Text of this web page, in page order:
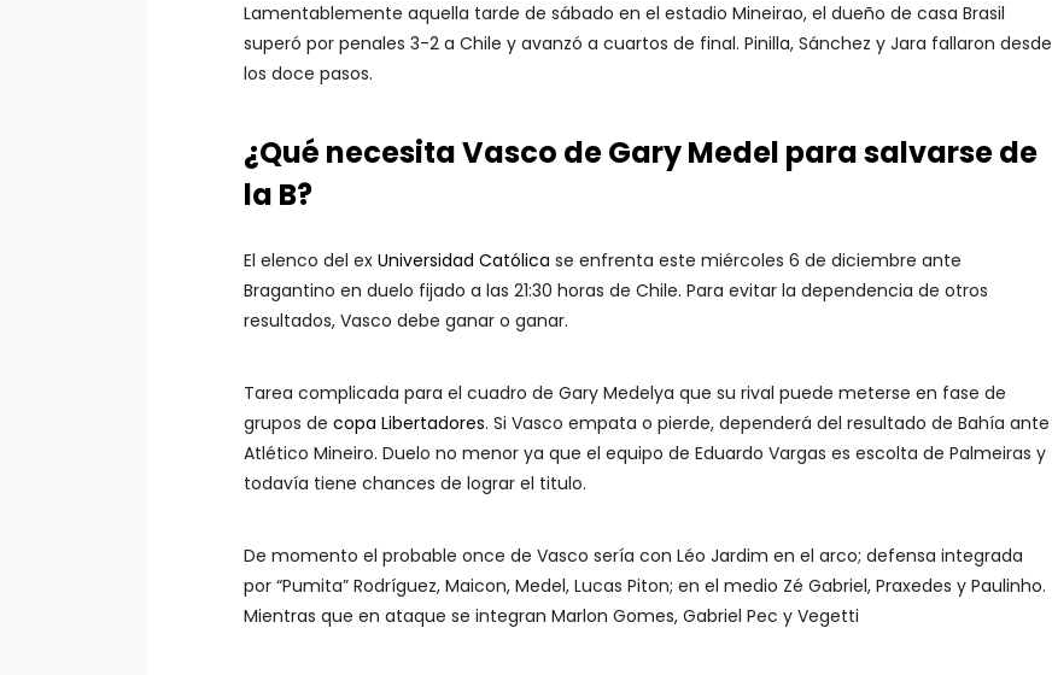
Lamentablemente aquella tarde de sábado en el estadio Mineirao, el dueño de casa Brasil
superó por penales 3-2 a Chile y avanzó a cuartos de final. Pinilla, Sánchez y Jara fallaron desde
los doce pasos.
¿Qué necesita Vasco de Gary Medel para salvarse de
la B?
El elenco del ex Universidad Católica se enfrenta este miércoles 6 de diciembre ante
Bragantino en duelo fijado a las 21:30 horas de Chile. Para evitar la dependencia de otros
resultados, Vasco debe ganar o ganar.
Tarea complicada para el cuadro de Gary Medelya que su rival puede meterse en fase de
grupos de copa Libertadores. Si Vasco empata o pierde, dependerá del resultado de Bahía ante
Atlético Mineiro. Duelo no menor ya que el equipo de Eduardo Vargas es escolta de Palmeiras y
todavía tiene chances de lograr el titulo.
De momento el probable once de Vasco sería con Léo Jardim en el arco; defensa integrada
por “Pumita” Rodríguez, Maicon, Medel, Lucas Piton; en el medio Zé Gabriel, Praxedes y Paulinho.
Mientras que en ataque se integran Marlon Gomes, Gabriel Pec y Vegetti